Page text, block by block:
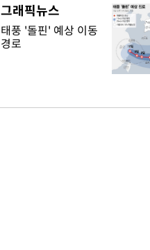
그래픽뉴스
태풍 '돌핀' 예상 이동
경로